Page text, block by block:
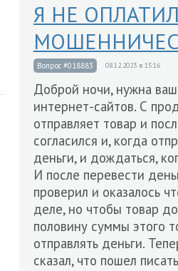
Я НЕ
Вопрос #018883 08.12.2023 в 15:16
Доброй ночи, нужна
интернет-сайтов. С
отправляет товар и
согласился и, когда
деньги, и дождаться,
И после перевести
проверил и оказалось
деле, но чтобы товар
половину суммы этого
отправлять деньги.
сказал, что пошел